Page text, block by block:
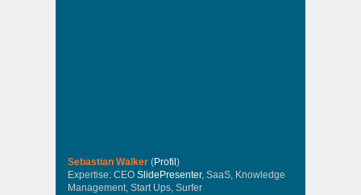
Sebastian Walker (Profil )
Expertise: CEO SlidePresenter, SaaS, Knowledge
Management, Start Ups, Surfer